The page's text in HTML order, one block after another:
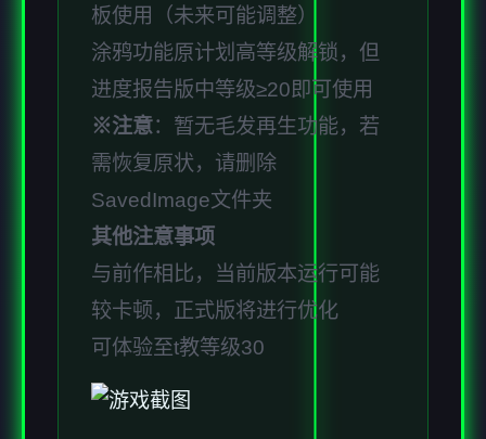
板使用（未来可能调整）
涂鸦功能原计划高等级解锁，但
进度报告版中等级≥20即可使用
※注意：暂无毛发再生功能，若
需恢复原状，请删除
SavedImage文件夹
其他注意事项
与前作相比，当前版本运行可能
较卡顿，正式版将进行优化
可体验至t教等级30